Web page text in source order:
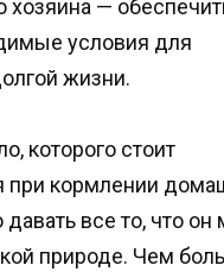
хозяина —
условия для
жизни.
которого стоит
при кормлении
все то, что он
природе. Чем